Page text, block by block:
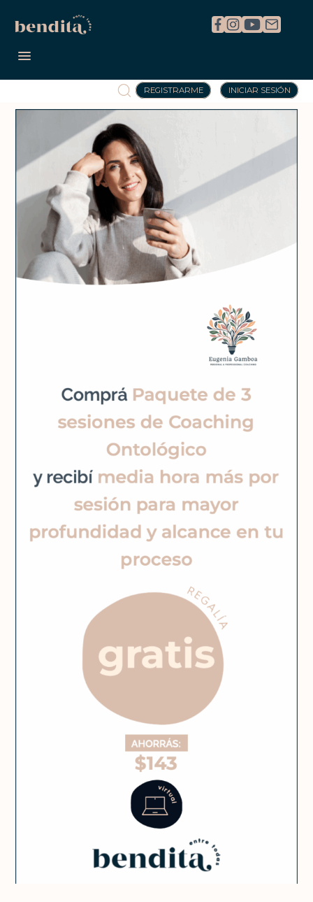
REGISTRARME INICIAR SESIÓN